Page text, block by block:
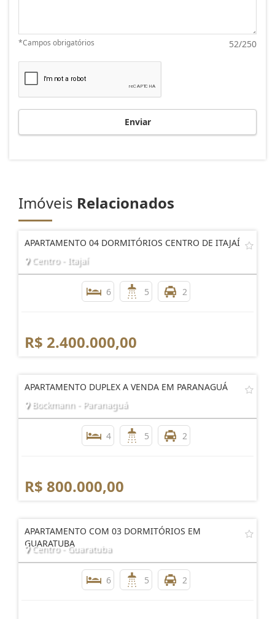
52/250
*Campos obrigatórios
Enviar
Imóveis Relacionados
APARTAMENTO 04 DORMITÓRIOS CENTRO DE ITAJAÍ
Centro - Itajaí
6 5 2
R$ 2.400.000,00
APARTAMENTO DUPLEX A VENDA EM PARANAGUÁ
Bockmann - Paranaguá
4 5 2
R$ 800.000,00
APARTAMENTO COM 03 DORMITÓRIOS EM
GUARATUBA
Centro - Guaratuba
6 5 2